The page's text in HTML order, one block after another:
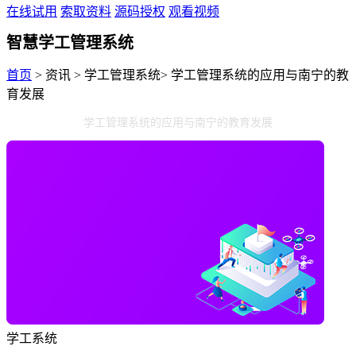
在线试用 索取资料 源码授权 观看视频
智慧学工管理系统
首页 > 资讯 > 学工管理系统> 学工管理系统的应用与南宁的教
育发展
学工管理系统的应用与南宁的教育发展
学工系统